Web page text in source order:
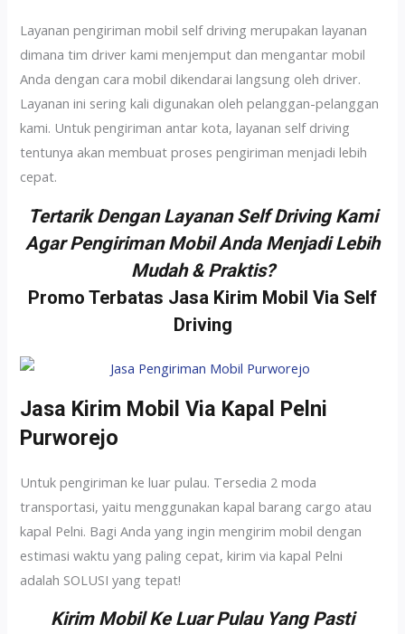
Layanan pengiriman mobil self driving merupakan layanan
dimana tim driver kami menjemput dan mengantar mobil
Anda dengan cara mobil dikendarai langsung oleh driver.
Layanan ini sering kali digunakan oleh pelanggan-pelanggan
kami. Untuk pengiriman antar kota, layanan self driving
tentunya akan membuat proses pengiriman menjadi lebih
cepat.
Tertarik Dengan Layanan Self Driving Kami
Agar Pengiriman Mobil Anda Menjadi Lebih
Mudah & Praktis?
Promo Terbatas Jasa Kirim Mobil Via Self
Driving
Jasa Kirim Mobil Via Kapal Pelni
Purworejo
Untuk pengiriman ke luar pulau. Tersedia 2 moda
transportasi, yaitu menggunakan kapal barang cargo atau
kapal Pelni. Bagi Anda yang ingin mengirim mobil dengan
estimasi waktu yang paling cepat, kirim via kapal Pelni
adalah SOLUSI yang tepat!
Kirim Mobil Ke Luar Pulau Yang Pasti